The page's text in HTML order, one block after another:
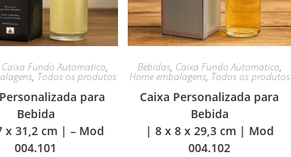
Caixa Fundo Automatico,
, Todos os produtos
para
Bebida
x 31,2 cm | – Mod
004.101
Bebidas, Caixa Fundo Automatico,
Home embalagens, Todos os produtos
Caixa Personalizada para
Bebida
| 8 x 8 x 29,3 cm | Mod
004.102